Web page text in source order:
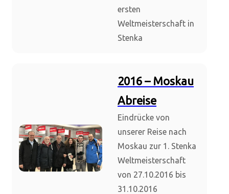
ersten
Weltmeisterschaft in
Stenka
2016 – Moskau
Abreise
Eindrücke von
unserer Reise nach
Moskau zur 1. Stenka
Weltmeisterschaft
von 27.10.2016 bis
31.10.2016